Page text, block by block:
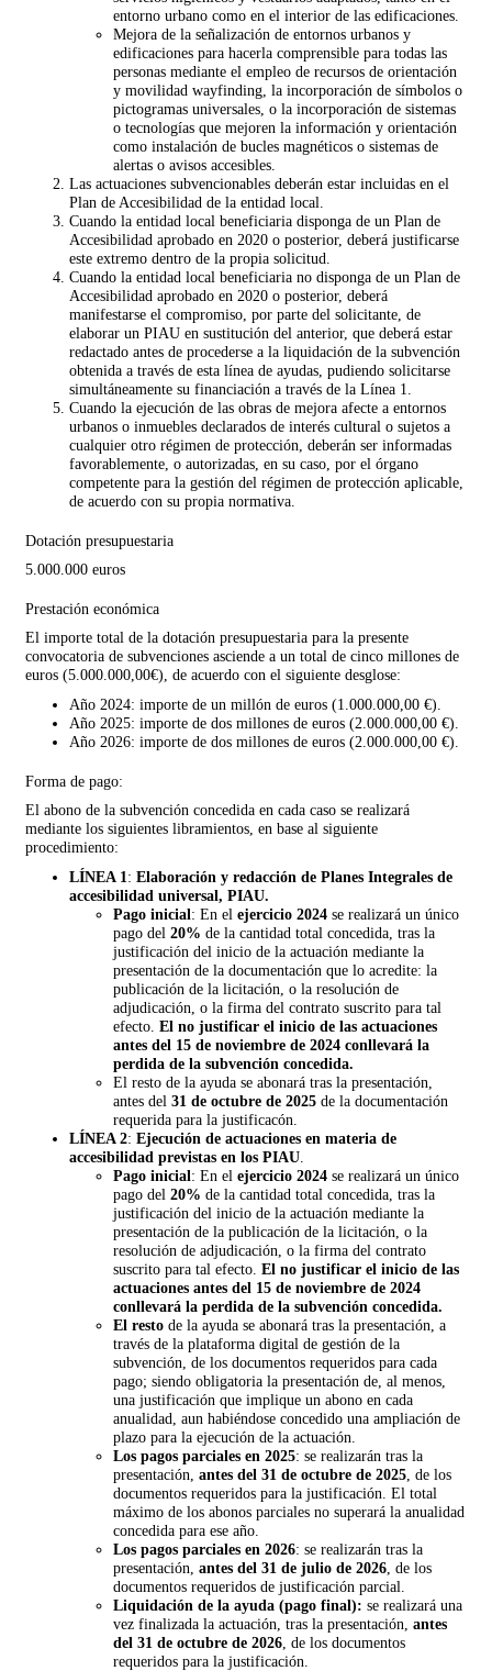
entorno urbano como en el interior de las edificaciones.
Mejora de la señalización de entornos urbanos y
edificaciones para hacerla comprensible para todas las
personas mediante el empleo de recursos de orientación
y movilidad wayfinding, la incorporación de símbolos o
pictogramas universales, o la incorporación de sistemas
o tecnologías que mejoren la información y orientación
como instalación de bucles magnéticos o sistemas de
alertas o avisos accesibles.
Las actuaciones subvencionables deberán estar incluidas en el
Plan de Accesibilidad de la entidad local.
Cuando la entidad local beneficiaria disponga de un Plan de
Accesibilidad aprobado en 2020 o posterior, deberá justificarse
este extremo dentro de la propia solicitud.
Cuando la entidad local beneficiaria no disponga de un Plan de
Accesibilidad aprobado en 2020 o posterior, deberá
manifestarse el compromiso, por parte del solicitante, de
elaborar un PIAU en sustitución del anterior, que deberá estar
redactado antes de procederse a la liquidación de la subvención
obtenida a través de esta línea de ayudas, pudiendo solicitarse
simultáneamente su financiación a través de la Línea 1.
Cuando la ejecución de las obras de mejora afecte a entornos
urbanos o inmuebles declarados de interés cultural o sujetos a
cualquier otro régimen de protección, deberán ser informadas
favorablemente, o autorizadas, en su caso, por el órgano
competente para la gestión del régimen de protección aplicable,
de acuerdo con su propia normativa.
Dotación presupuestaria
5.000.000 euros
Prestación económica
El importe total de la dotación presupuestaria para la presente
convocatoria de subvenciones asciende a un total de cinco millones de
euros (5.000.000,00€), de acuerdo con el siguiente desglose:
Año 2024: importe de un millón de euros (1.000.000,00 €).
Año 2025: importe de dos millones de euros (2.000.000,00 €).
Año 2026: importe de dos millones de euros (2.000.000,00 €).
Forma de pago:
El abono de la subvención concedida en cada caso se realizará
mediante los siguientes libramientos, en base al siguiente
procedimiento:
LÍNEA 1: Elaboración y redacción de Planes Integrales de
accesibilidad universal, PIAU.
Pago inicial: En el ejercicio 2024 se realizará un único
pago del 20% de la cantidad total concedida, tras la
justificación del inicio de la actuación mediante la
presentación de la documentación que lo acredite: la
publicación de la licitación, o la resolución de
adjudicación, o la firma del contrato suscrito para tal
efecto. El no justificar el inicio de las actuaciones
antes del 15 de noviembre de 2024 conllevará la
perdida de la subvención concedida.
El resto de la ayuda se abonará tras la presentación,
antes del 31 de octubre de 2025 de la documentación
requerida para la justificacón.
LÍNEA 2: Ejecución de actuaciones en materia de
accesibilidad previstas en los PIAU
Pago inicial: En el ejercicio 2024 se realizará un único
pago del 20% de la cantidad total concedida, tras la
justificación del inicio de la actuación mediante la
presentación de la publicación de la licitación, o la
resolución de adjudicación, o la firma del contrato
suscrito para tal efecto. El no justificar el inicio de las
actuaciones antes del 15 de noviembre de 2024
conllevará la perdida de la subvención concedida.
El resto de la ayuda se abonará tras la presentación, a
través de la plataforma digital de gestión de la
subvención, de los documentos requeridos para cada
pago; siendo obligatoria la presentación de, al menos,
una justificación que implique un abono en cada
anualidad, aun habiéndose concedido una ampliación de
plazo para la ejecución de la actuación.
Los pagos parciales en 2025: se realizarán tras la
presentación, antes del 31 de octubre de 2025 , de los
documentos requeridos para la justificación. El total
máximo de los abonos parciales no superará la anualidad
concedida para ese año.
Los pagos parciales en 2026: se realizarán tras la
presentación, antes del 31 de julio de 2026 , de los
documentos requeridos de justificación parcial.
Liquidación de la ayuda (pago final): se realizará una
vez finalizada la actuación, tras la presentación, antes
del 31 de octubre de 2026 , de los documentos
requeridos para la justificación.